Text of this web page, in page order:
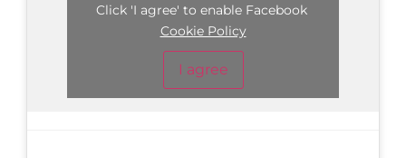
Click 'I agree' to enable Facebook
Cookie Policy
I agree